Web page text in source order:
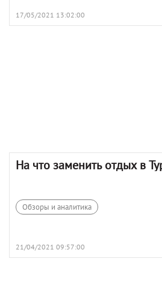
17/05/2021 13:02:00
На что заменить отдых в
Обзоры и аналитика
21/04/2021 09:57:00